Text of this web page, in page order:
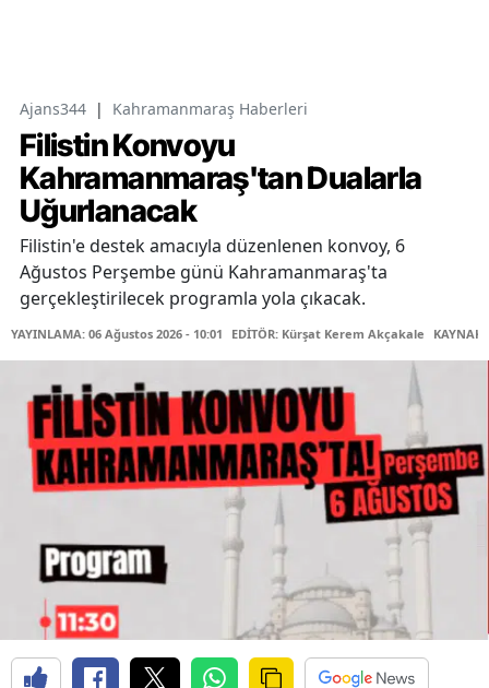
Ajans344 | Kahramanmaraş Haberleri
Filistin Konvoyu
Kahramanmaraş'tan Dualarla
Uğurlanacak
Filistin'e destek amacıyla düzenlenen konvoy, 6
Ağustos Perşembe günü Kahramanmaraş'ta
gerçekleştirilecek programla yola çıkacak.
YAYINLAMA: 06 Ağustos 2026 - 10:01 EDİTÖR: Kürşat Kerem Akçakale